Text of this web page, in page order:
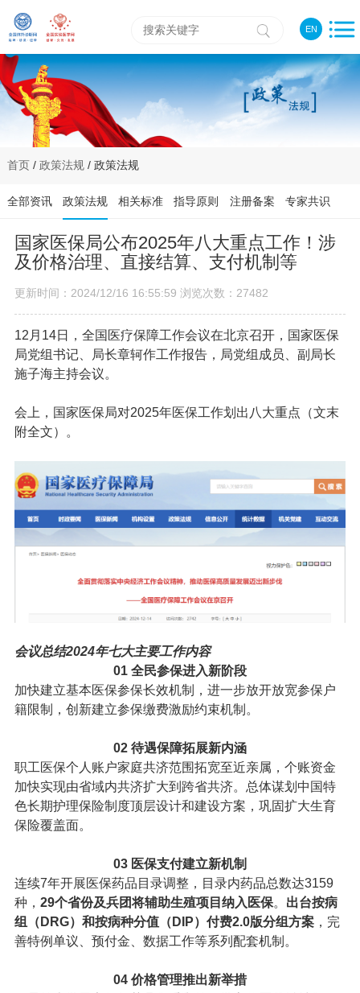
EN
首页/ 政策法规/ 政策法规
全部资讯 政策法规 相关标准 指导原则 注册备案 专家共识
国家医保局公布2025年八大重点工作！涉
及价格治理、直接结算、支付机制等
更新时间：2024/12/16 16:55:59 浏览次数：27482
12月14日，全国医疗保障工作会议在北京召开，国家医保
局党组书记、局长章轲作工作报告，局党组成员、副局长
施子海主持会议。
会上，国家医保局对2025年医保工作划出八大重点（文末
附全文）。
会议总结2024年七大主要工作内容
01 全民参保进入新阶段
加快建立基本医保参保长效机制，进一步放开放宽参保户
籍限制，创新建立参保缴费激励约束机制。
02 待遇保障拓展新内涵
职工医保个人账户家庭共济范围拓宽至近亲属，个账资金
加快实现由省域内共济扩大到跨省共济。总体谋划中国特
色长期护理保险制度顶层设计和建设方案，巩固扩大生育
保险覆盖面。
03 医保支付建立新机制
连续7年开展医保药品目录调整，目录内药品总数达3159
种， 29个省份及兵团将辅助生殖项目纳入医保。 出台按病
组（DRG）和按病种分值（DIP）付费2.0版分组方案，完
善特例单议、预付金、数据工作等系列配套机制。
04 价格管理推出新举措